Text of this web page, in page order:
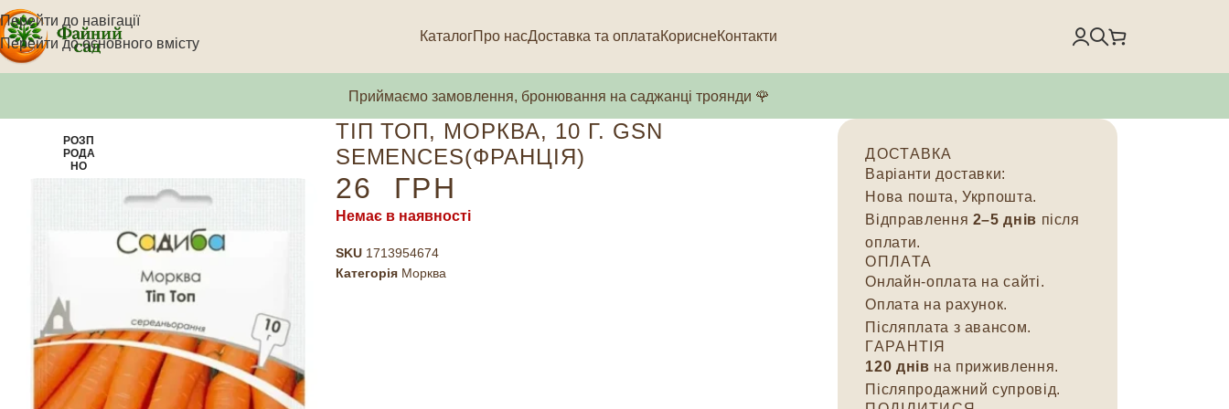
Перейти до навігації
Перейти до основного вмісту
КаталогПро насДоставка та оплатаКориснеКонтакти
Приймаємо замовлення, бронювання на саджанці троянди 🌹
РОЗП
РОДА
НО
ТІП ТОП, МОРКВА, 10 Г. GSN
SEMENCES(ФРАНЦІЯ)
26 ГРН
Немає в наявності
SKU 1713954674
Категорія Морква
ДОСТАВКА
Варіанти доставки:
Нова пошта, Укрпошта.
Відправлення 2–5 днів після
оплати.
ОПЛАТА
Онлайн-оплата на сайті.
Оплата на рахунок.
Післяплата з авансом.
ГАРАНТІЯ
120 днів на приживлення.
Післяпродажний супровід.